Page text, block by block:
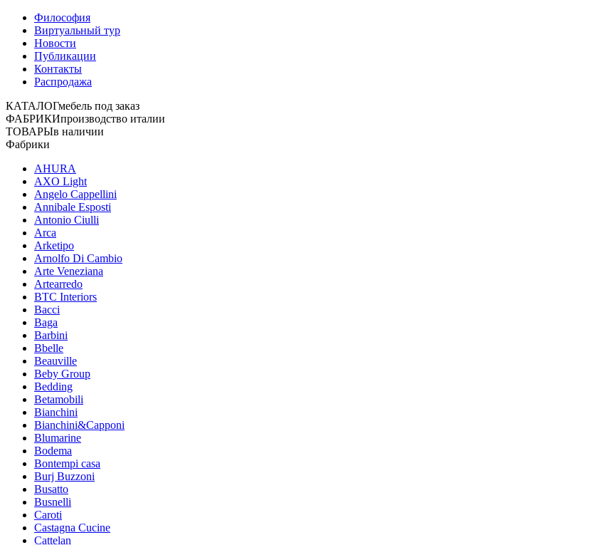
Философия
Виртуальный тур
Новости
Публикации
Контакты
Распродажа
КАТАЛОГмебель под заказ
ФАБРИКИпроизводство италии
ТОВАРЫв наличии
Фабрики
AHURA
AXO Light
Angelo Cappellini
Annibale Esposti
Antonio Ciulli
Arca
Arketipo
Arnolfo Di Cambio
Arte Veneziana
Artearredo
BTC Interiors
Bacci
Baga
Barbini
Bbelle
Beauville
Beby Group
Bedding
Betamobili
Bianchini
Bianchini&Capponi
Blumarine
Bodema
Bontempi casa
Burj Buzzoni
Busatto
Busnelli
Caroti
Castagna Cucine
Cattelan